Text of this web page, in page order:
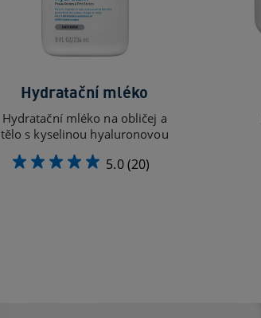
Hydratační mléko
Hydratační mléko na obličej a
tělo s kyselinou hyaluronovou
5.0(20)